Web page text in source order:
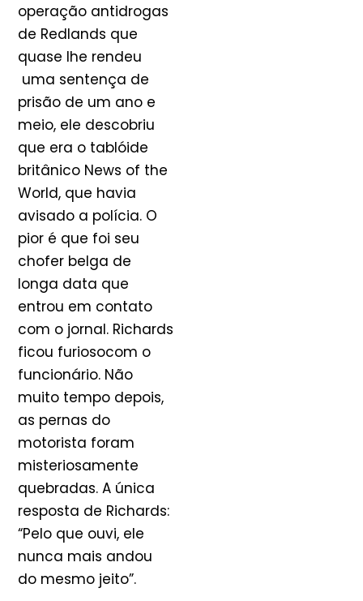
operação antidrogas
de Redlands que
quase lhe rendeu
uma sentença de
prisão de um ano e
meio, ele descobriu
que era o tablóide
britânico News of the
World, que havia
avisado a polícia. O
pior é que foi seu
chofer belga de
longa data que
entrou em contato
com o jornal. Richards
ficou furiosocom o
funcionário. Não
muito tempo depois,
as pernas do
motorista foram
misteriosamente
quebradas. A única
resposta de Richards:
“Pelo que ouvi, ele
nunca mais andou
do mesmo jeito”.